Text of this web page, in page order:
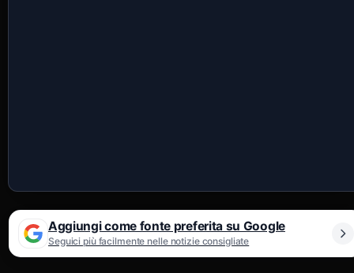
Aggiungi come fonte preferita su Google
Seguici più facilmente nelle notizie consigliate